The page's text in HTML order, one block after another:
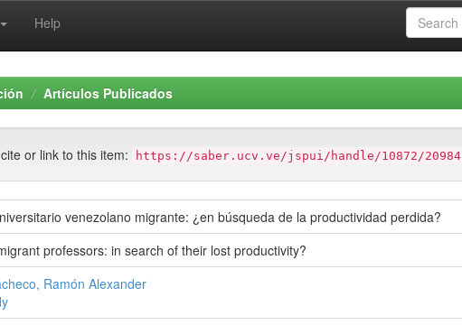
Help
Artículos Publicados
or link to this item: https://saber.ucv.ve/jspui/handle/10872/20984
venezolano migrante: ¿en búsqueda de la productividad perdida?
professors: in search of their lost productivity?
Ramón Alexander